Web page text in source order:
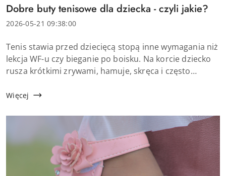
Tytuł
artykułu:
Dobre buty tenisowe dla dziecka - czyli jakie?
Data
2026-05-21 09:38:00
Treść
artykułu:
Tenis stawia przed dziecięcą stopą inne wymagania niż
lekcja WF-u czy bieganie po boisku. Na korcie dziecko
rusza krótkimi zrywami, hamuje, skręca i często
sportowe obuwie może nie dać odpowiedni...
Więcej